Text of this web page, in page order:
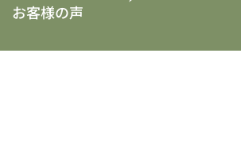
お客様の声